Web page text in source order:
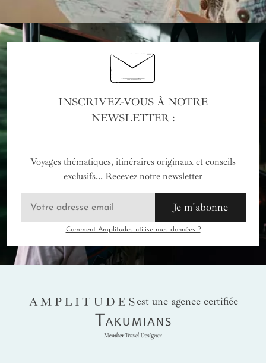
INSCRIVEZ-VOUS À NOTRE
NEWSLETTER :
Voyages thématiques, itinéraires originaux et conseils
exclusifs... Recevez notre newsletter
Je m'abonne
Comment Amplitudes utilise mes données ?
AMPLITUDES
est une agence certifiée
Takumians